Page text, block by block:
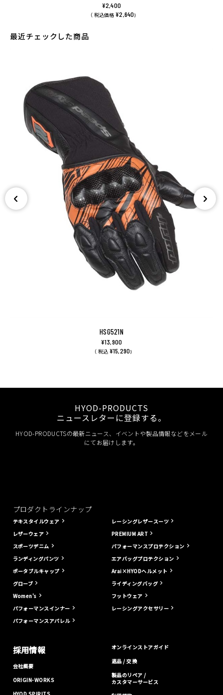
¥2,400
（ 税込価格 ¥2,640)
最近チェックした商品
HSG521N
¥13,900
（ 税込 ¥15,290)
HYOD-PRODUCTS
ニュースレターに登録する。
HYOD-PRODUCTSの最新ニュース、イベントや製品情報などをメール
にてお届けします。
プロダクトラインナップ
テキスタイルウェア
レザーウェア
スポーツデニム
ランディングパンツ
ポータブルキャップ
グローブ
Women's
パフォーマンスインナー
パフォーマンスアパレル
レーシングレザースーツ
PREMIUM ART
パフォーマンスプロテクション
エアバッグプロテクション
Arai×HYODヘルメット
ライディングバッグ
フットウェア
レーシングアクセサリー
採用情報
会社概要
ORIGIN-WORKS
オンラインストアガイド
返品 / 交換
製品のリペア /
カスタマーサービス